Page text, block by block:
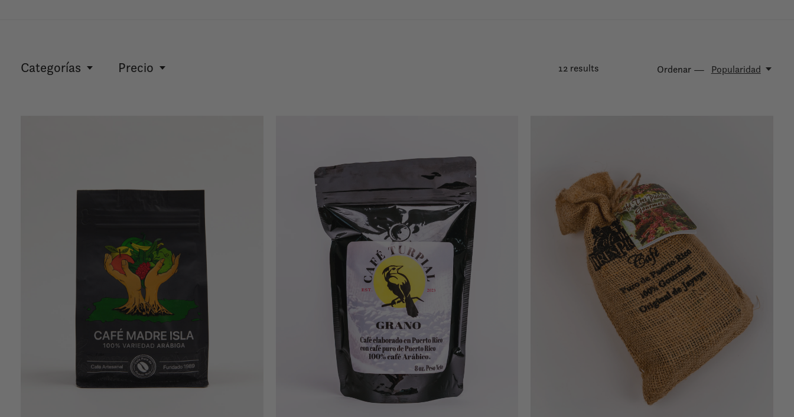
Categorías Precio 12results Ordenar — Popularidad